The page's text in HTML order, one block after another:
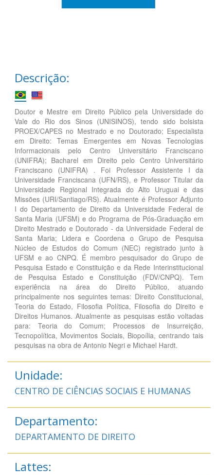
Descrição:
Doutor e Mestre em Direito Público pela Universidade do
Vale do Rio dos Sinos (UNISINOS), tendo sido bolsista
PROEX/CAPES no Mestrado e no Doutorado; Especialista
em Direito: Temas Emergentes em Novas Tecnologias
Informacionais pelo Centro Universitário Franciscano
(UNIFRA); Bacharel em Direito pelo Centro Universitário
Franciscano (UNIFRA) . Foi Professor Assistente I da
Universidade Franciscana (UFN/RS), e Professor Titular da
Universidade Regional Integrada do Alto Uruguai e das
Missões (URI/Santiago/RS). Atualmente é Professor Adjunto
I do Departamento de Direito da Universidade Federal de
Santa Maria (UFSM) e do Programa de Pós-Graduação em
Direito Mestrado e Doutorado - da Universidade Federal de
Santa Maria; Lidera e Coordena o Grupo de Pesquisa
Núcleo de Estudos do Comum (NEC) registrado junto à
UFSM e ao CNPQ. É membro pesquisador do Grupo de
Pesquisa Estado e Constituição e da Rede Interinstitucional
de Pesquisa Estado e Constituição (FDV/CNPQ). Tem
experiência na área do Direito Público, atuando
principalmente nos seguintes temas: Direito Constitucional,
Teoria do Estado, Filosofia Política, Filosofia do Direito e
Direitos Humanos. Atualmente as pesquisas estão voltadas
para: Teoria do Comum; Processos de Insurreição,
Tecnopolítica, Movimentos Sociais, Biopoília, centrando tais
pesquisas na obra de Antonio Negri e Michael Hardt.
Unidade:
CENTRO DE CIÊNCIAS SOCIAIS E HUMANAS
Departamento:
DEPARTAMENTO DE DIREITO
Lattes: